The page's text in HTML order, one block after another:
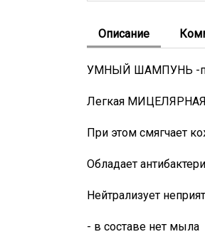
Описание
УМНЫЙ ШАМПУНЬ -
Легкая МИЦЕЛЯРНАЯ
При этом смягчает
Обладает
Нейтрализует
- в составе нет мыла